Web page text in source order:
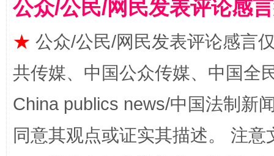
公众/公民/网民发表评论感
★ 公众/公民/网民发表评论感言
共传媒、中国公众传媒、中国全
China publics news/中国法制新
同意其观点或证实其描述。 注